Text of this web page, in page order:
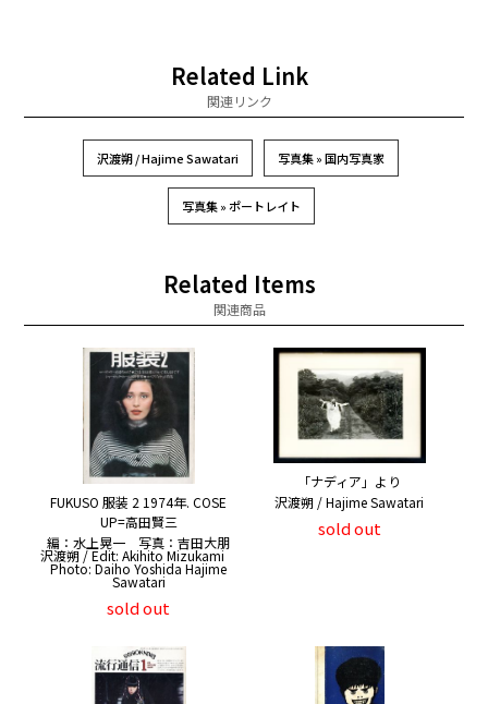
Related Link
関連リンク
沢渡朔 / Hajime Sawatari 写真集 » 国内写真家
写真集 » ポートレイト
Related Items
関連商品
FUKUSO 服装 2 1974年. COSE
UP=高田賢三
編：水上晃一 写真：吉田大朋
沢渡朔 / Edit: Akihito Mizukami
Photo: Daiho Yoshida Hajime
Sawatari
sold out
「ナディア」より
沢渡朔 / Hajime Sawatari
sold out